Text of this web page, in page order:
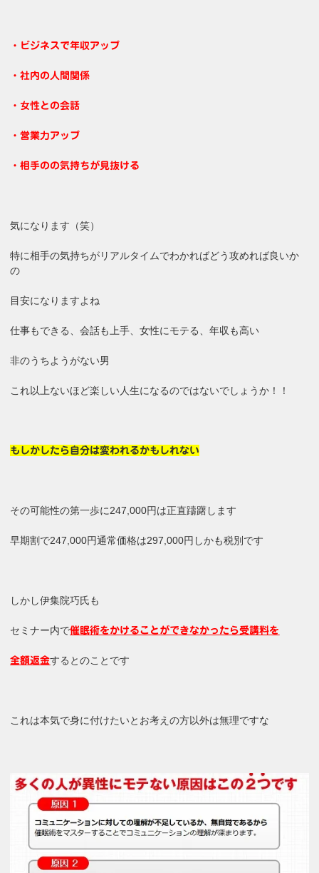
・ビジネスで年収アップ
・社内の人間関係
・女性との会話
・営業力アップ
・相手のの気持ちが見抜ける
気になります（笑）
特に相手の気持ちがリアルタイムでわかればどう攻めれば良いか
の
目安になりますよね
仕事もできる、会話も上手、女性にモテる、年収も高い
非のうちようがない男
これ以上ないほど楽しい人生になるのではないでしょうか！！
もしかしたら自分は変われるかもしれない
その可能性の第一歩に247,000円は正直躊躇します
早期割で247,000円通常価格は297,000円しかも税別です
しかし伊集院巧氏も
セミナー内で催眠術をかけることができなかったら受講料を
全額返金するとのことです
これは本気で身に付けたいとお考えの方以外は無理ですな